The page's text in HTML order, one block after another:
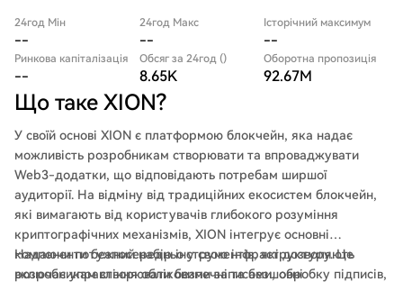
24год Мін
--
24год Макс
--
Історічний максимум
--
Ринкова капіталізація
--
Обсяг за 24год ()
8.65K
Оборотна пропозиція
92.67M
Що таке XION?
У своїй основі XION є платформою блокчейн, яка надає
можливість розробникам створювати та впроваджувати
Web3-додатки, що відповідають потребам ширшої
аудиторії. На відміну від традиційних екосистем блокчейн,
які вимагають від користувачів глибокого розуміння
криптографічних механізмів, XION інтегрує основні
компоненти безпосередньо у свою інфраструктуру. Це
включає управління обліковими записами, обробку підписів,
Надаючи потужний набір інструментів, які дозволяють
розробникам створювати безпечні та безшовні